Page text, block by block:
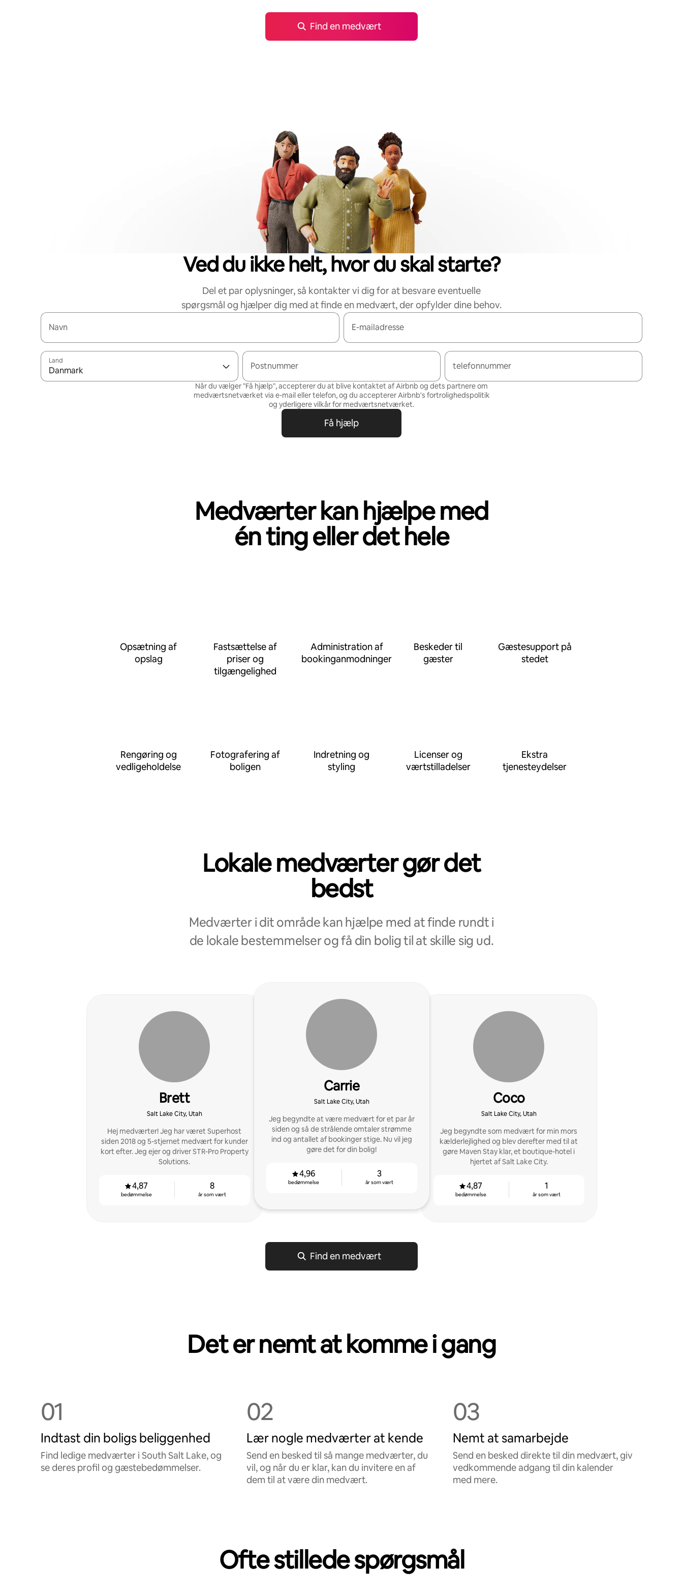
Find en medvært
Ved du ikke helt, hvor du skal starte?
Del et par oplysninger, så kontakter vi dig for at besvare eventuelle
spørgsmål og hjælper dig med at finde en medvært, der opfylder dine behov.
Navn E-mailadresse
Land
Danmark Postnummer telefonnummer
Når du vælger "Få hjælp", accepterer du at blive kontaktet af Airbnb og dets partnere om
medværtsnetværket via e-mail eller telefon, og du accepterer Airbnb's fortrolighedspolitik
og yderligere vilkår for medværtsnetværket.
Få hjælp
Medværter kan hjælpe med
én ting eller det hele
Opsætning af
opslag
Fastsættelse af
priser og
tilgængelighed
Administration af
bookinganmodninger
Beskeder til
gæster
Gæstesupport på
stedet
Rengøring og
vedligeholdelse
Fotografering af
boligen
Indretning og
styling
Licenser og
værtstilladelser
Ekstra
tjenesteydelser
Lokale medværter gør det
bedst
Medværter i dit område kan hjælpe med at finde rundt i
de lokale bestemmelser og få din bolig til at skille sig ud.
Brett
Salt Lake City, Utah
Hej medværter! Jeg har været Superhost
siden 2018 og 5-stjernet medvært for kunder
kort efter. Jeg ejer og driver STR-Pro Property
Solutions.
4,87
bedømmelse
8
år som vært
Carrie
Salt Lake City, Utah
Jeg begyndte at være medvært for et par år
siden og så de strålende omtaler strømme
ind og antallet af bookinger stige. Nu vil jeg
gøre det for din bolig!
4,96
bedømmelse
3
år som vært
Coco
Salt Lake City, Utah
Jeg begyndte som medvært for min mors
kælderlejlighed og blev derefter med til at
gøre Maven Stay klar, et boutique-hotel i
hjertet af Salt Lake City.
4,87
bedømmelse
1
år som vært
Find en medvært
Det er nemt at komme i gang
01
Indtast din boligs beliggenhed
Find ledige medværter i South Salt Lake, og
se deres profil og gæstebedømmelser.
02
Lær nogle medværter at kende
Send en besked til så mange medværter, du
vil, og når du er klar, kan du invitere en af
dem til at være din medvært.
03
Nemt at samarbejde
Send en besked direkte til din medvært, giv
vedkommende adgang til din kalender
med mere.
Ofte stillede spørgsmål